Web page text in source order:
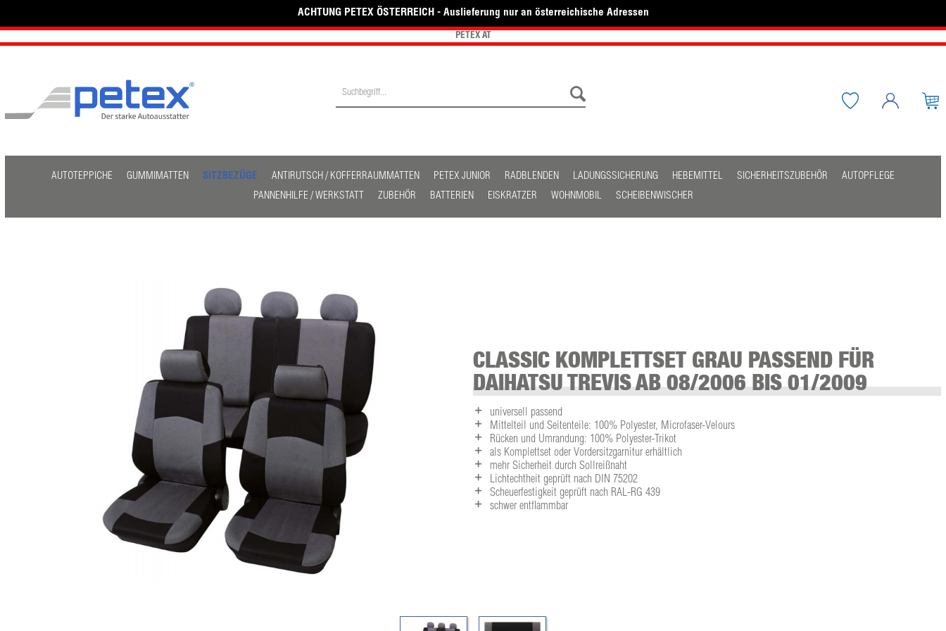
ACHTUNG PETEX ÖSTERREICH - Auslieferung nur an österreichische Adressen
PETEX AT
AUTOTEPPICHE GUMMIMATTEN SITZBEZÜGE ANTIRUTSCH / KOFFERRAUMMATTEN PETEX JUNIOR RADBLENDEN LADUNGSSICHERUNG HEBEMITTEL SICHERHEITSZUBEHÖR
AUTOPFLEGE
PANNENHILFE / WERKSTATT
ZUBEHÖR BATTERIEN EISKRATZER WOHNMOBIL SCHEIBENWISCHER
CLASSIC KOMPLETTSET GRAU PASSEND FÜR
DAIHATSU TREVIS AB 08/2006 BIS 01/2009
universell passend
Mittelteil und Seitenteile: 100% Polyester, Microfaser-Velours
Rücken und Umrandung: 100% Polyester-Trikot
als Komplettset oder Vordersitzgarnitur erhältlich
mehr Sicherheit durch Sollreißnaht
Lichtechtheit geprüft nach DIN 75202
Scheuerfestigkeit geprüft nach RAL-RG 439
schwer entflammbar